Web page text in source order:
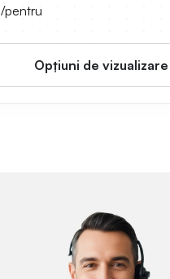
/pentru
Opțiuni de vizualizare